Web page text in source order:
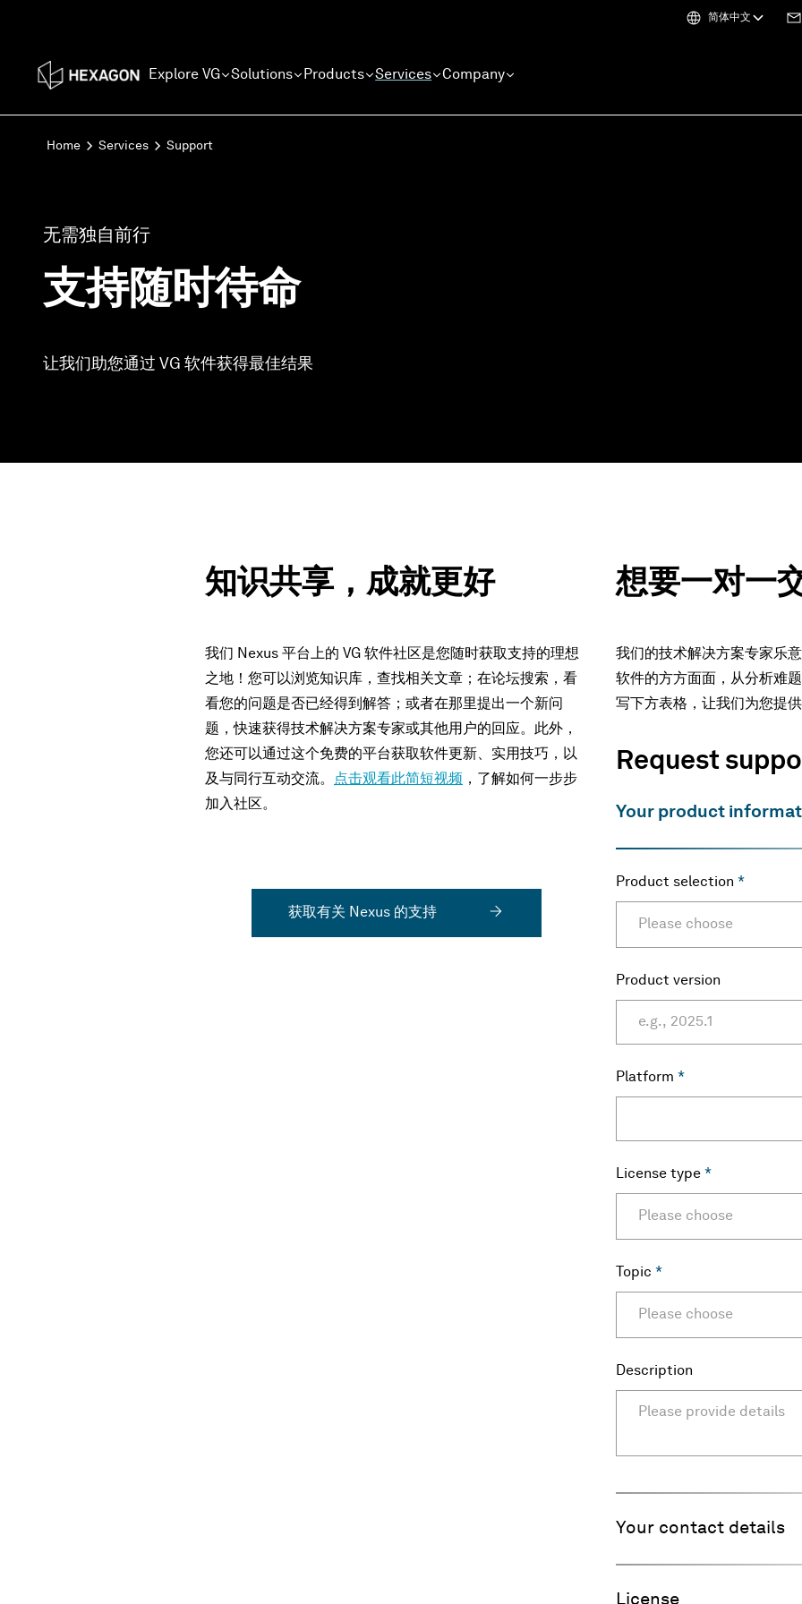
简体中文
Explore VG Solutions Products Services Company
Home Services Support
无需独自前行
支持随时待命
让我们助您通过 VG 软件获得最佳结果
知识共享，成就更好
我们 Nexus 平台上的 VG 软件社区是您随时获取支持的理想
之地！您可以浏览知识库，查找相关文章；在论坛搜索，看
看您的问题是否已经得到解答；或者在那里提出一个新问
题，快速获得技术解决方案专家或其他用户的回应。此外，
您还可以通过这个免费的平台获取软件更新、实用技巧，以
及与同行互动交流。
点击观看此简短视频 ，了解如何一步步
加入社区。
获取有关 Nexus 的支持
想要一对一
我们的技术解决方案专家乐
软件的方方面面，从分析难
写下方表格，让我们为您提
Request
Your product
Product selection *
Please choose
Product version
Platform *
License type *
Please choose
Topic *
Please choose
Description
Your contact details
Salutation
License